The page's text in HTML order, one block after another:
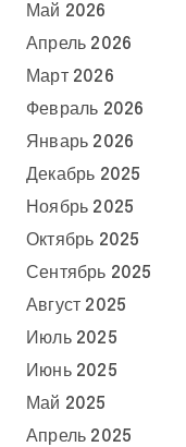
Май 2026
Апрель 2026
Март 2026
Февраль 2026
Январь 2026
Декабрь 2025
Ноябрь 2025
Октябрь 2025
Сентябрь 2025
Август 2025
Июль 2025
Июнь 2025
Май 2025
Апрель 2025